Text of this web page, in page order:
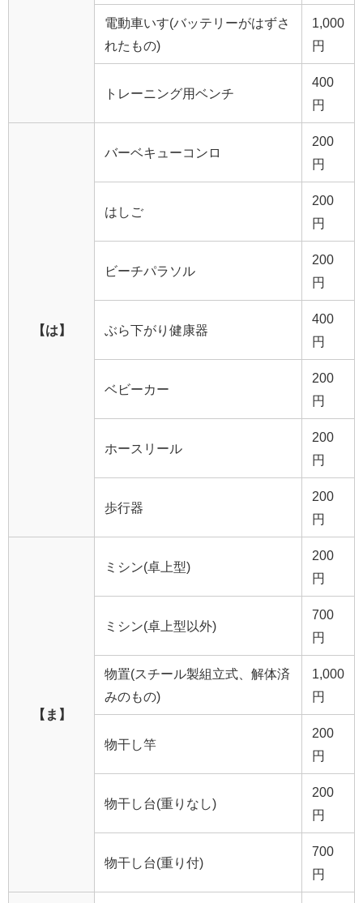
電動車いす(バッテリーがはずさ
れたもの)
1,000
円
トレーニング用ベンチ
400
円
【は】
バーベキューコンロ
200
円
はしご
200
円
ビーチパラソル
200
円
ぶら下がり健康器
400
円
ベビーカー
200
円
ホースリール
200
円
歩行器
200
円
【ま】
ミシン(卓上型)
200
円
ミシン(卓上型以外)
700
円
物置(スチール製組立式、解体済
みのもの)
1,000
円
物干し竿
200
円
物干し台(重りなし)
200
円
物干し台(重り付)
700
円